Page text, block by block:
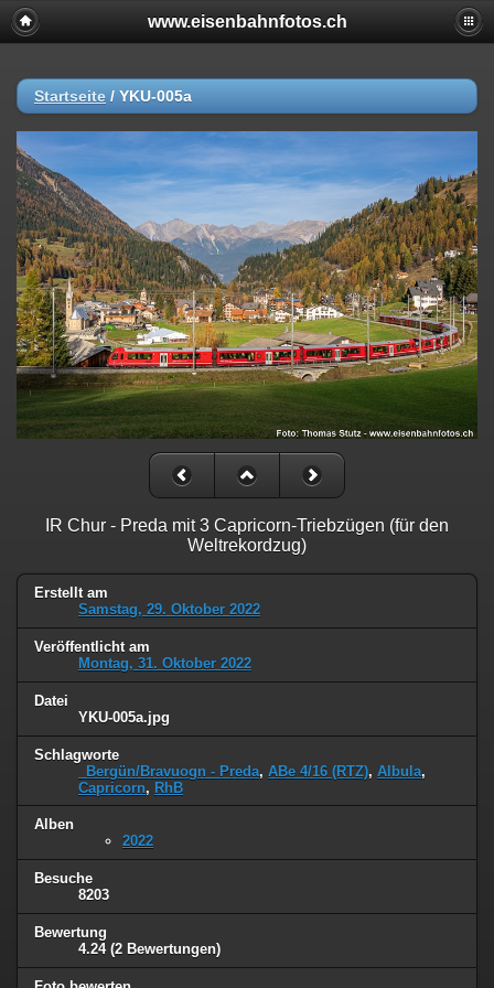
www.eisenbahnfotos.ch
Startseite / YKU-005a
IR Chur - Preda mit 3 Capricorn-Triebzügen (für den
Weltrekordzug)
Erstellt am
Samstag, 29. Oktober 2022
Veröffentlicht am
Montag, 31. Oktober 2022
Datei
YKU-005a.jpg
Schlagworte
_Bergün/Bravuogn - Preda, ABe 4/16 (RTZ), Albula,
Capricorn, RhB
Alben
2022
Besuche
8203
Bewertung
4.24 (2 Bewertungen)